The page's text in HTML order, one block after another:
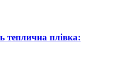
теплична плівка: